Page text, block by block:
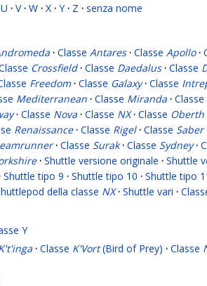
U · V · W · X · Y · Z · senza nome
· Classe Antares · Classe Apollo ·
Crossfield · Classe Daedalus · Classe
Freedom · Classe Galaxy · Classe
Mediterranean · Classe Miranda · Classe
· Classe Nova · Classe NX · Classe Oberth
Renaissance · Classe Rigel · Classe Saber
· Classe Surak · Classe Sydney ·
· Shuttle versione originale · Shuttle
Shuttle tipo 9 · Shuttle tipo 10 · Shuttle tipo
della classe NX · Shuttle vari ·
Y
· Classe K'Vort(Bird of Prey) · Classe